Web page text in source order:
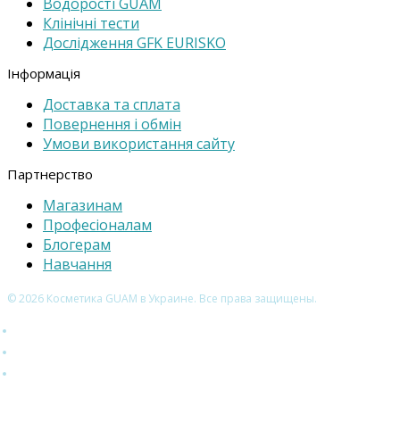
Клінічні тести
Дослідження GFK EURISKO
Інформація
Доставка та cплата
Повернення і обмін
Умови використання сайту
Партнерство
Магазинам
Професіоналам
Блогерам
Навчання
© 2026 Косметика GUAM в Украине. Все права защищены.